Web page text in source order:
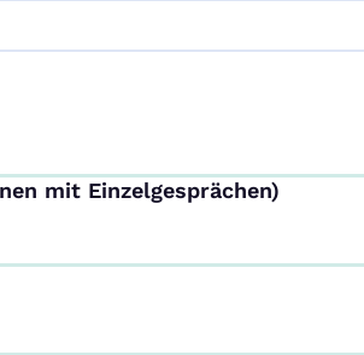
mit Einzelgesprächen)